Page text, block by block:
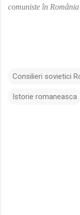
comuniste în România
Consilieri sovietici
Istorie romaneasca